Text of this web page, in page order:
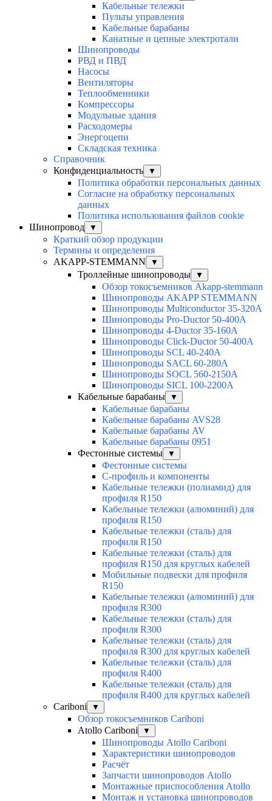
Кабельные тележки
Пульты управления
Кабельные барабаны
Канатные и цепные электротали
Шинопроводы
РВД и ПВД
Насосы
Вентиляторы
Теплообменники
Компрессоры
Модульные здания
Расходомеры
Энергоцепи
Складская техника
Справочник
Конфиденциальность
▼
Политика обработки персональных данных
Согласие на обработку персональных
данных
Политика использования файлов cookie
Шинопровод
▼
Краткий обзор продукции
Термины и определения
AKAPP-STEMMANN
▼
Троллейные шинопроводы ▼
Обзор токосъемников Akapp-stemmann
Шинопроводы AKAPP STEMMANN
Шинопроводы Multiconductor 35-320А
Шинопроводы Pro-Ductor 50-400А
Шинопроводы 4-Ductor 35-160А
Шинопроводы Click-Ductor 50-400А
Шинопроводы SCL 40-240А
Шинопроводы SACL 60-280А
Шинопроводы SOCL 560-2150А
Шинопроводы SICL 100-2200А
Кабельные барабаны
▼
Кабельные барабаны
Кабельные барабаны AVS28
Кабельные барабаны AV
Кабельные барабаны 0951
Фестонные системы
▼
Фестонные системы
С-профиль и компоненты
Кабельные тележки (полиамид) для
профиля R150
Кабельные тележки (алюминий) для
профиля R150
Кабельные тележки (сталь) для
профиля R150
Кабельные тележки (сталь) для
профиля R150 для круглых кабелей
Мобильные подвески для профиля
R150
Кабельные тележки (алюминий) для
профиля R300
Кабельные тележки (сталь) для
профиля R300
Кабельные тележки (сталь) для
профиля R300 для круглых кабелей
Кабельные тележки (сталь) для
профиля R400
Кабельные тележки (сталь) для
профиля R400 для круглых кабелей
Cariboni
▼
Обзор токосъемников Cariboni
Atollo Cariboni
▼
Шинопроводы Atollo Cariboni
Характеристики шинопроводов
Расчёт
Запчасти шинопроводов Atollo
Монтажные приспособления Atollo
Монтаж и установка шинопроводов